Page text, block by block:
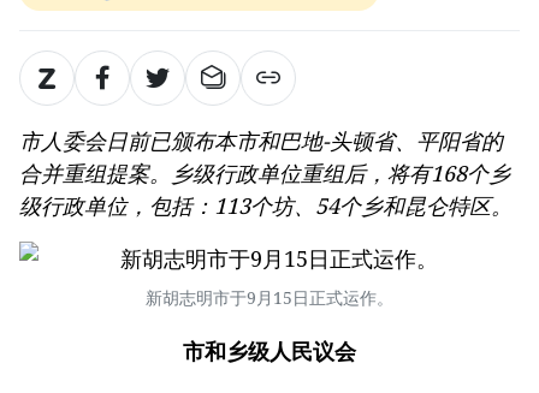
市人委会日前已颁布本市和巴地-头顿省、平阳省的
合并重组提案。乡级行政单位重组后，将有168个乡
级行政单位，包括：113个坊、54个乡和昆仑特区。
新胡志明市于9月15日正式运作。
市和乡级人民议会